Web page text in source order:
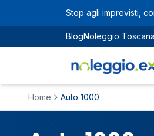
Vai al contenuto principale
Stop agli imprevisti,
BlogNoleggio Toscana
Home Auto 1000